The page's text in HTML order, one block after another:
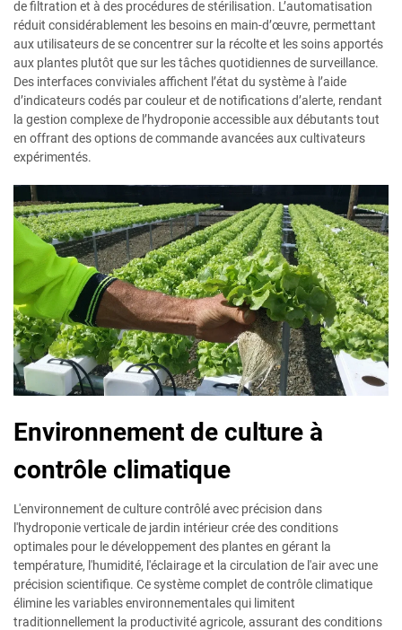
de filtration et à des procédures de stérilisation. L’automatisation
réduit considérablement les besoins en main-d’œuvre, permettant
aux utilisateurs de se concentrer sur la récolte et les soins apportés
aux plantes plutôt que sur les tâches quotidiennes de surveillance.
Des interfaces conviviales affichent l’état du système à l’aide
d’indicateurs codés par couleur et de notifications d’alerte, rendant
la gestion complexe de l’hydroponie accessible aux débutants tout
en offrant des options de commande avancées aux cultivateurs
expérimentés.
Environnement de culture à
contrôle climatique
L'environnement de culture contrôlé avec précision dans
l'hydroponie verticale de jardin intérieur crée des conditions
optimales pour le développement des plantes en gérant la
température, l'humidité, l'éclairage et la circulation de l'air avec une
précision scientifique. Ce système complet de contrôle climatique
élimine les variables environnementales qui limitent
traditionnellement la productivité agricole, assurant des conditions